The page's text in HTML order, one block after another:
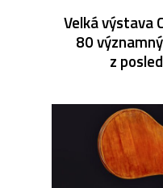
Velká výstava
80
z